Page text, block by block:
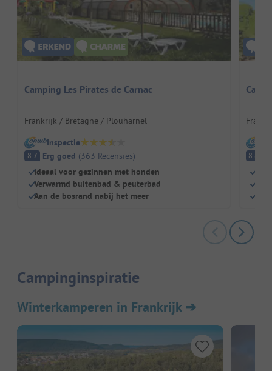
Camping Les Pirates de Carnac
Frankrijk / Bretagne / Plouharnel
Inspectie
8.7 Erg goed (363 Recensies)
Ideaal voor gezinnen met honden
Verwarmd buitenbad & peuterbad
Aan de bosrand nabij het meer
8.8
Campinginspiratie
Winterkamperen in Frankrijk➔